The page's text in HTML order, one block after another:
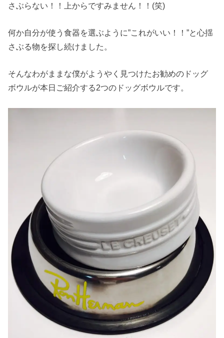
さぶらない！！上からですみません！！(笑)
何か自分が使う食器を選ぶように”これがいい！！”と心揺
さぶる物を探し続けました。
そんなわがままな僕がようやく見つけたお勧めのドッグ
ボウルが本日ご紹介する2つのドッグボウルです。